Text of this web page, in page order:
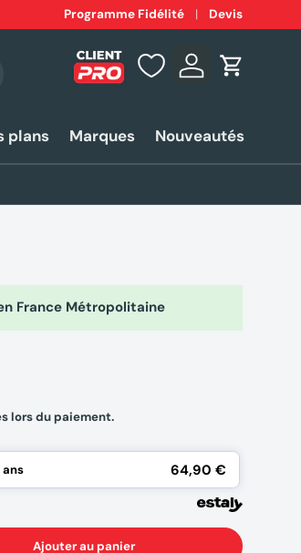
Expéditionrapide 24-48h*
Programme Fidélité Devis
Se connecter
Panier
plans Marques Nouveautés
France Métropolitaine
lors du paiement.
ans 64,90 €
Ajouter au panier